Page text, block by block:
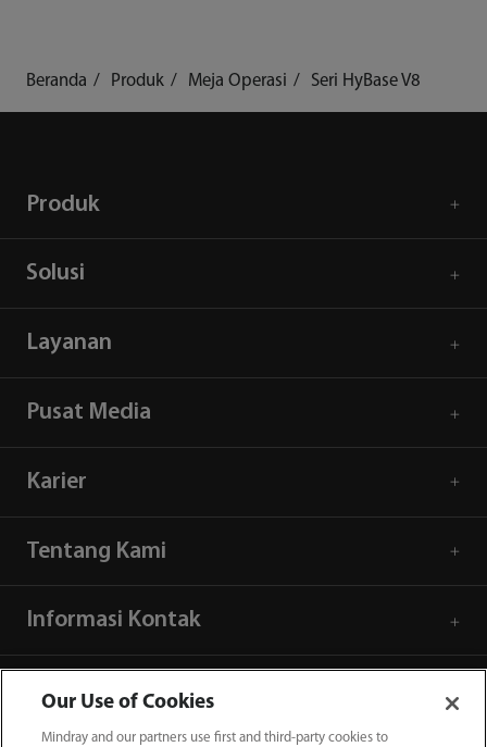
efisiensi yang lebih baik
untuk alur kerja di
Beranda Produk Meja Operasi Seri HyBase V8
Produk
Solusi
Layanan
Pusat Media
Karier
Tentang Kami
Informasi Kontak
Our Use of Cookies
Mindray and our partners use first and third-party cookies to